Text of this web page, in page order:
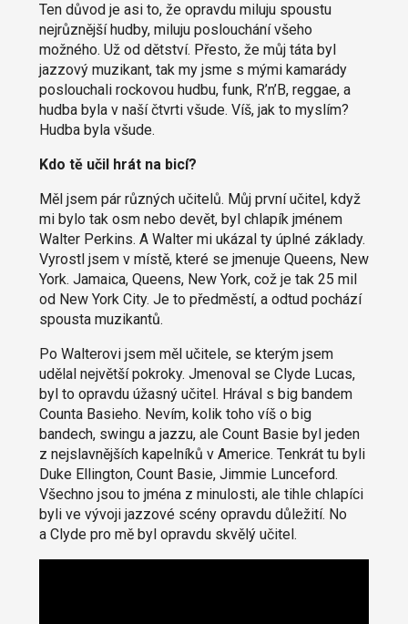
Ten důvod je asi to, že opravdu miluju spoustu
nejrůznější hudby, miluju poslouchání všeho
možného. Už od dětství. Přesto, že můj táta byl
jazzový muzikant, tak my jsme s mými kamarády
poslouchali rockovou hudbu, funk, R’n’B, reggae, a
hudba byla v naší čtvrti všude. Víš, jak to myslím?
Hudba byla všude.
Kdo tě učil hrát na bicí?
Měl jsem pár různých učitelů. Můj první učitel, když
mi bylo tak osm nebo devět, byl chlapík jménem
Walter Perkins. A Walter mi ukázal ty úplné základy.
Vyrostl jsem v místě, které se jmenuje Queens, New
York. Jamaica, Queens, New York, což je tak 25 mil
od New York City. Je to předměstí, a odtud pochází
spousta muzikantů.
Po Walterovi jsem měl učitele, se kterým jsem
udělal největší pokroky. Jmenoval se Clyde Lucas,
byl to opravdu úžasný učitel. Hrával s big bandem
Counta Basieho. Nevím, kolik toho víš o big
bandech, swingu a jazzu, ale Count Basie byl jeden
z nejslavnějších kapelníků v Americe. Tenkrát tu byli
Duke Ellington, Count Basie, Jimmie Lunceford.
Všechno jsou to jména z minulosti, ale tihle chlapíci
byli ve vývoji jazzové scény opravdu důležití. No
a Clyde pro mě byl opravdu skvělý učitel.